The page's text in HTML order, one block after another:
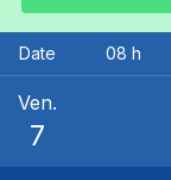
Date 08 h
Ven.
7